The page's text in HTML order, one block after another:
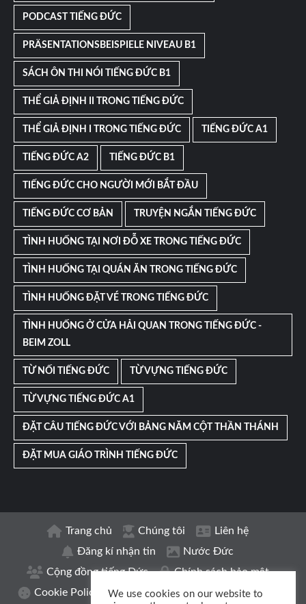
PODCAST TIẾNG ĐỨC
PRÄSENTATIONSBEISPIELE NIVEAU B1
SÁCH ÔN THI NÓI TIẾNG ĐỨC B1
THỂ GIẢ ĐỊNH II TRONG TIẾNG ĐỨC
THỂ GIẢ ĐỊNH I TRONG TIẾNG ĐỨC TIẾNG ĐỨC A1
TIẾNG ĐỨC A2 TIẾNG ĐỨC B1
TIẾNG ĐỨC CHO NGƯỜI MỚI BẮT ĐẦU
TIẾNG ĐỨC CƠ BẢN TRUYỆN NGẮN TIẾNG ĐỨC
TÌNH HUỐNG TẠI NƠI ĐỖ XE TRONG TIẾNG ĐỨC
TÌNH HUỐNG TẠI QUÁN ĂN TRONG TIẾNG ĐỨC
TÌNH HUỐNG ĐẶT VÉ TRONG TIẾNG ĐỨC
TÌNH HUỐNG Ở CỬA HẢI QUAN TRONG TIẾNG ĐỨC -
BEIM ZOLL
TỪ NỐI TIẾNG ĐỨC TỪ VỰNG TIẾNG ĐỨC
TỪ VỰNG TIẾNG ĐỨC A1
ĐẶT CÂU TIẾNG ĐỨC VỚI BẢNG NĂM CỘT THẦN THÁNH
ĐẶT MUA GIÁO TRÌNH TIẾNG ĐỨC
Trang chủ Chúng tôi
Liên hệ
Đăng kí nhận tin
Nước Đức
Cộng đồng tiếng Đức
Chính sách bảo mật
Cookie Policy
Thông tin xuất bản | Impressum
We use cookies on our website to